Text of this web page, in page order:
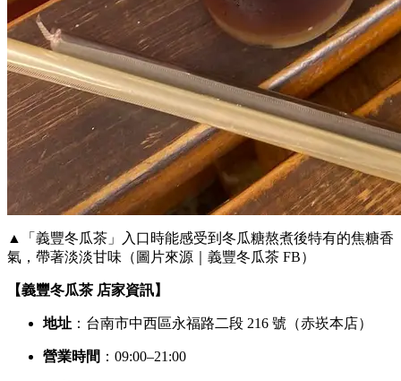
▲「義豐冬瓜茶」入口時能感受到冬瓜糖熬煮後特有的焦糖香
氣，帶著淡淡甘味（圖片來源｜義豐冬瓜茶 FB）
【義豐冬瓜茶 店家資訊】
地址 ：台南市中西區永福路二段 216 號（赤崁本店）
營業時間 ：09:00–21:00